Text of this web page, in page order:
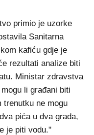
primio je uzorke
Sanitarna
kafiću gdje je
rezultati analize biti
Ministar zdravstva
li građani biti
trenutku ne mogu
pića u dva grada,
je piti vodu."